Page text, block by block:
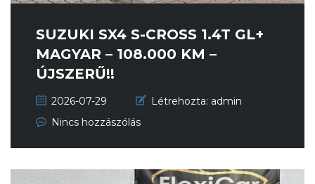
SUZUKI SX4 S-CROSS 1.4T GL+
MAGYAR – 108.000 KM –
ÚJSZERŰ!!
2026-07-29 Létrehozta: admin
Nincs hozzászólás